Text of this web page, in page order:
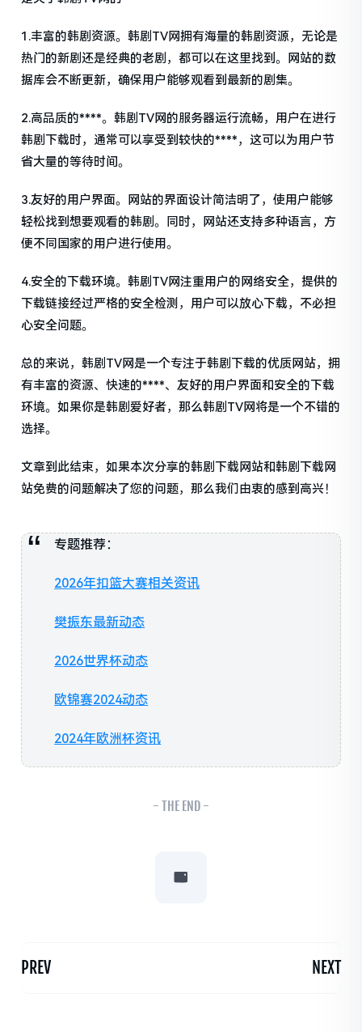
1.丰富的韩剧资源。韩剧TV网拥有海量的韩剧资源，无论是
热门的新剧还是经典的老剧，都可以在这里找到。网站的数
据库会不断更新，确保用户能够观看到最新的剧集。
2.高品质的****。韩剧TV网的服务器运行流畅，用户在进行
韩剧下载时，通常可以享受到较快的****，这可以为用户节
省大量的等待时间。
3.友好的用户界面。网站的界面设计简洁明了，使用户能够
轻松找到想要观看的韩剧。同时，网站还支持多种语言，方
便不同国家的用户进行使用。
4.安全的下载环境。韩剧TV网注重用户的网络安全，提供的
下载链接经过严格的安全检测，用户可以放心下载，不必担
心安全问题。
总的来说，韩剧TV网是一个专注于韩剧下载的优质网站，拥
有丰富的资源、快速的****、友好的用户界面和安全的下载
环境。如果你是韩剧爱好者，那么韩剧TV网将是一个不错的
选择。
文章到此结束，如果本次分享的韩剧下载网站和韩剧下载网
站免费的问题解决了您的问题，那么我们由衷的感到高兴！
专题推荐：
2026年扣篮大赛相关资讯
樊振东最新动态
2026世界杯动态
欧锦赛2024动态
2024年欧洲杯资讯
- THE END -
PREV NEXT